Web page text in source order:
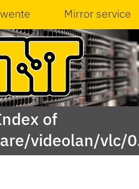
Mirror service
of
videolan/vlc/